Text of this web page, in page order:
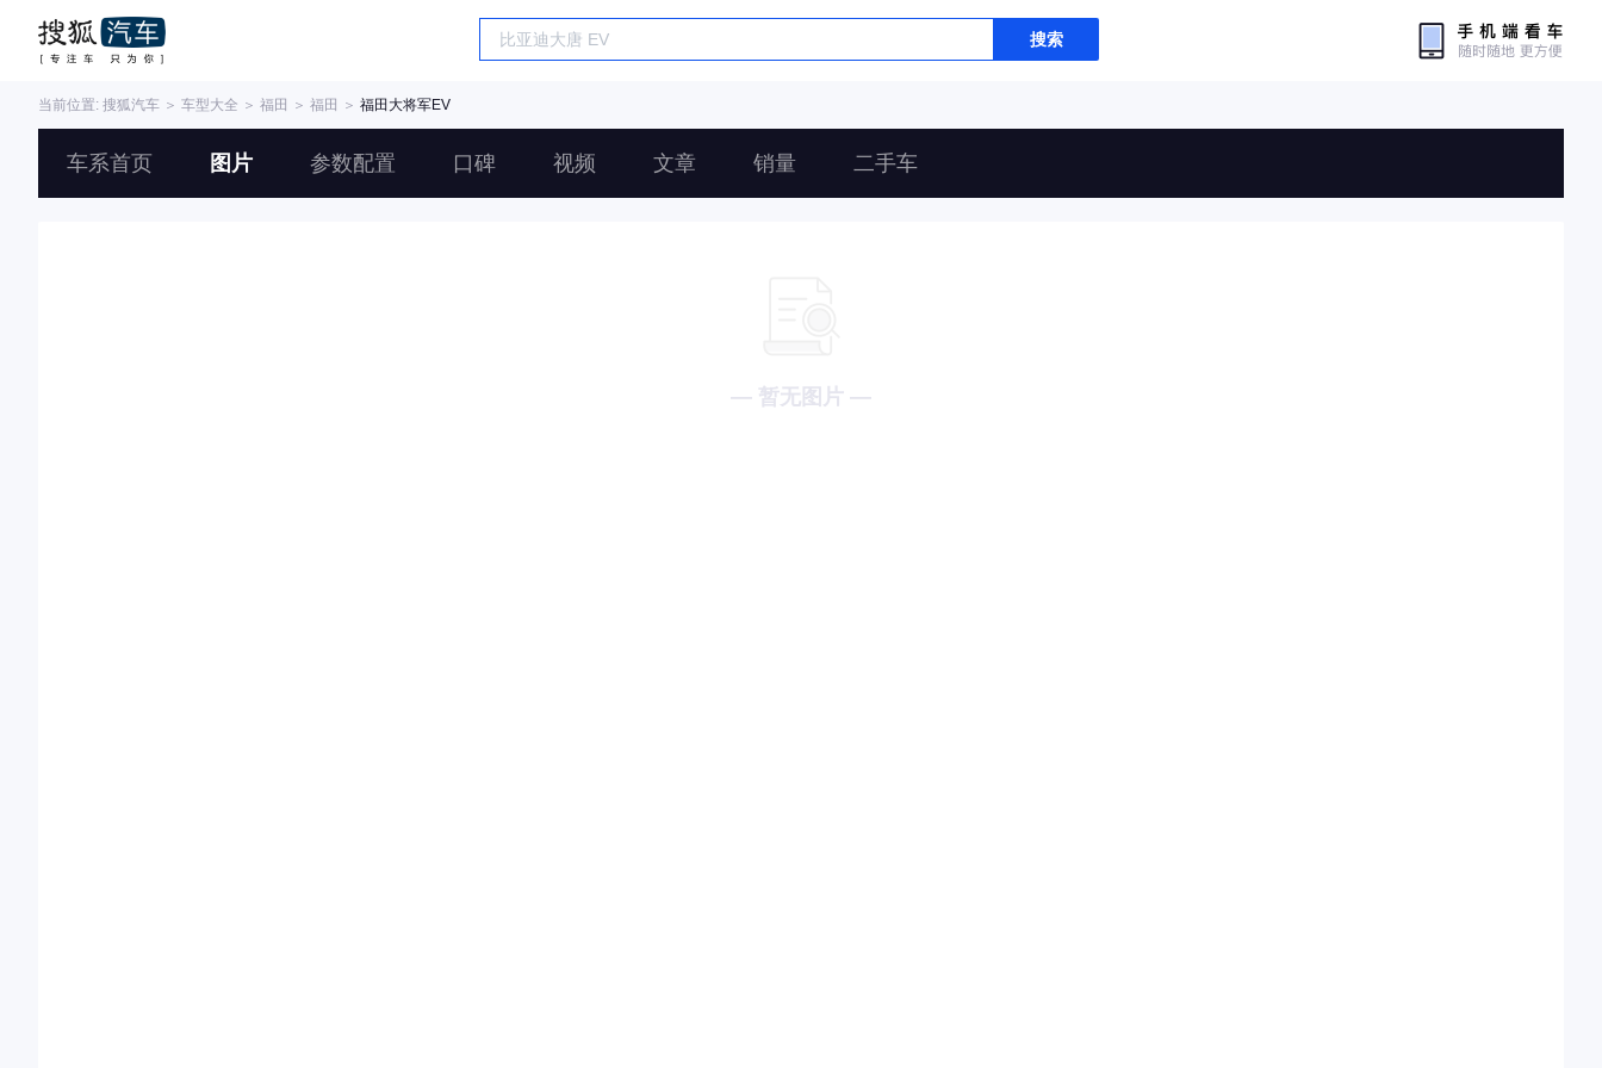
搜索
当前位置: 搜狐汽车 ＞ 车型大全 ＞ 福田 ＞ 福田 ＞ 福田大将军EV
车系首页 图片 参数配置 口碑 视频 文章 销量 二手车
— 暂无图片 —